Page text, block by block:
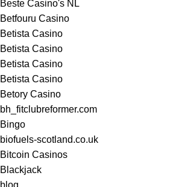
Beste Casino's NL
Betfouru Casino
Betista Casino
Betista Casino
Betista Casino
Betista Casino
Betory Casino
bh_fitclubreformer.com
Bingo
biofuels-scotland.co.uk
Bitcoin Casinos
Blackjack
blog